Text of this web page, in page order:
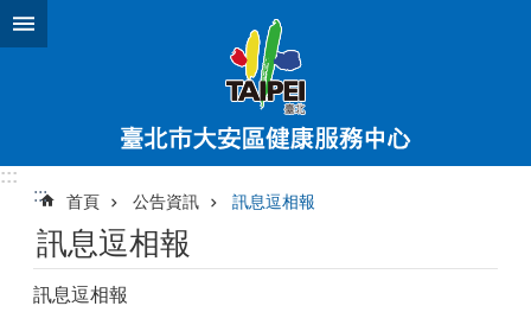
跳到主要內容區塊
:::
:::
首頁 公告資訊 訊息逗相報
訊息逗相報
訊息逗相報